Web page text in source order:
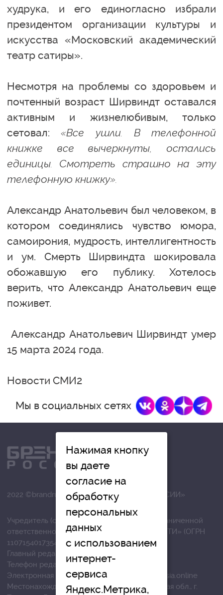
худрука, и его единогласно избрали
президентом организации культуры и
искусства «Московский академический
театр сатиры».
Несмотря на проблемы со здоровьем и
почтенный возраст Ширвиндт оставался
активным и жизнелюбивым, только
сетовал:«Все ушли. В телефонной
книжке все вычеркнуты, остались
единицы. Смотреть страшно на эту
телефонную книжку».
Александр Анатольевич был человеком, в
котором соединялись чувство юмора,
самоирония, мудрость, интеллигентность
и ум. Смерть Ширвиндта шокировала
обожавшую его публику. Хотелось
верить, что Александр Анатольевич еще
поживет.
Александр Анатольевич Ширвиндт умер
15 марта 2024 года.
Новости СМИ2
Мы в социальных сетях
2022 ©brandrussia.online | СИ «БРЕНДЫ РОССИИ»
Учредитель (соучредители): Общество с ограниченной
ответственностью «РЕГИОНАЛЬНЫЕ НОВОСТИ» (ОГРН
1107154017354)
Главный редактор: Вострикова О.Г.
Телефон редакции: +7 (4872) 710-803
Электронная почта редакции:
info@brandrussia.online
Местонахождение редакции: 300041, Тульская обл., г.
Нажимая кнопку
вы даете
согласие на
обработку
персональных
данных
с использованием
интернет-
сервиса
Яндекс.Метрика,